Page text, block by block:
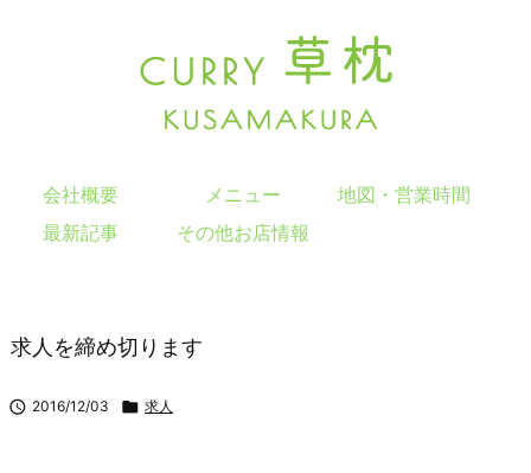
会社概要 メニュー
地図・営業時間
最新記事
その他お店情報
求人を締め切ります
 2016/12/03  求人